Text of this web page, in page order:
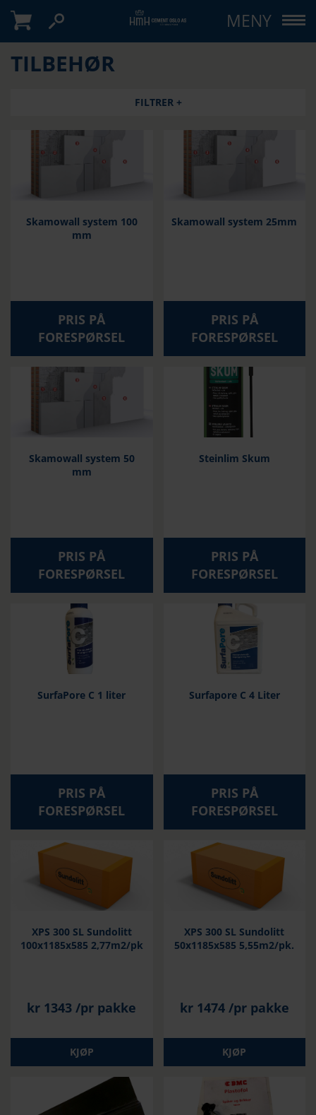
MENY
TILBEHØR
FILTRER +
Skamowall system 100
mm
PRIS PÅ
FORESPØRSEL
Skamowall system 25mm
PRIS PÅ
FORESPØRSEL
Skamowall system 50
mm
PRIS PÅ
FORESPØRSEL
Steinlim Skum
PRIS PÅ
FORESPØRSEL
SurfaPore C 1 liter
PRIS PÅ
FORESPØRSEL
Surfapore C 4 Liter
PRIS PÅ
FORESPØRSEL
XPS 300 SL Sundolitt
100x1185x585 2,77m2/pk
kr 1343 /pr pakke
KJØP
XPS 300 SL Sundolitt
50x1185x585 5,55m2/pk.
kr1474/pr pakke
KJØP